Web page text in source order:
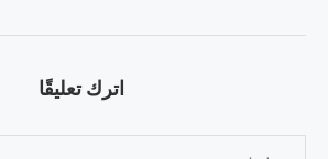
اترك تعليقًا